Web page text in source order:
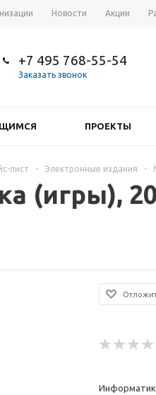
Новости Акции
+7 495 768-55-54
Заказать звонок
ПРОЕКТЫ
лист - Электронные издания -
(игры),